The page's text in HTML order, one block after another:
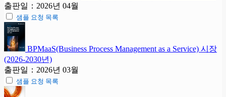
출판일：2026년 04월
샘플 요청 목록
BPMaaS(Business Process Management as a Service) 시장
(2026-2030년)
출판일：2026년 03월
샘플 요청 목록